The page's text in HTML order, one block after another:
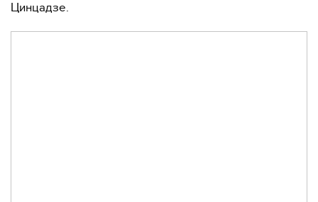
Цинцадзе.